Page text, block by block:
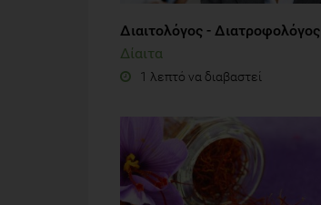
Διαιτολόγος - Διατροφολόγος
Δίαιτα
1 λεπτό να διαβαστεί